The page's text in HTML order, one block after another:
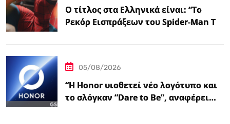
Ο τίτλος στα Ελληνικά είναι: “Το
Ρεκόρ Εισπράξεων του Spider-Man Το
05/08/2026
“Η Honor υιοθετεί νέο λογότυπο και
το σλόγκαν “Dare to Be”, αναφέρει…